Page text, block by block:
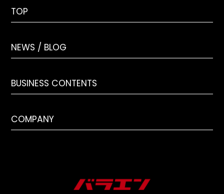
TOP
NEWS / BLOG
BUSINESS CONTENTS
COMPANY